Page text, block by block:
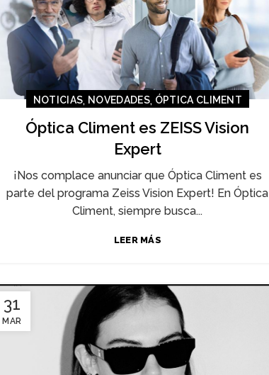
NOTICIAS, NOVEDADES, ÓPTICA CLIMENT
Óptica Climent es ZEISS Vision
Expert
¡Nos complace anunciar que Óptica Climent es
parte del programa Zeiss Vision Expert! En Óptica
Climent, siempre busca...
LEER MÁS
31
MAR